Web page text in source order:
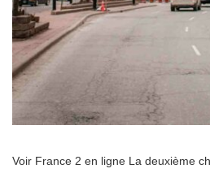
Voir France 2 en ligne La deuxième